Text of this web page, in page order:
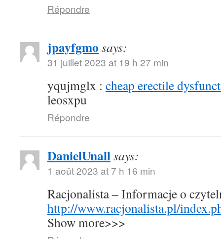
Répondre
jpayfgmo says:
31 juillet 2023 at 19 h 27 min
yqujmglx : cheap erectile
leosxpu
Répondre
DanielUnallsays:
1 août 2023 at 7 h 16 min
Racjonalista – Informacje o
http://www.racjonalista.pl/
Show more>>>